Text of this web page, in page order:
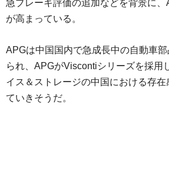
急ブレーキ評価の追加などを背景に
が高まっている。
APGは中国国内で急成長中の自動車
られ、APGがViscontiシリーズを採用
イス＆ストレージの中国における存
ていきそうだ。